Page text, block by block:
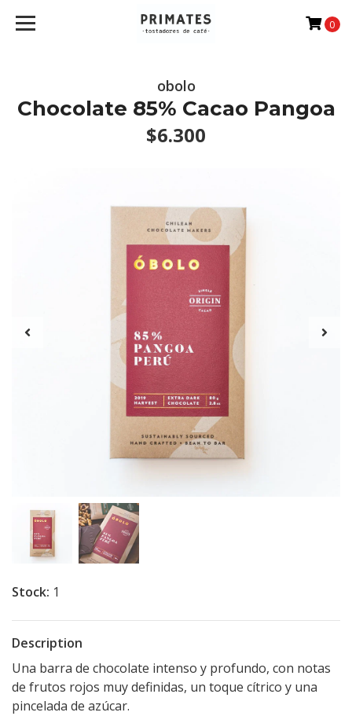
0
obolo
Chocolate 85% Cacao Pangoa
$6.300
Stock: 1
Description
Una barra de chocolate intenso y profundo, con notas
de frutos rojos muy definidas, un toque cítrico y una
pincelada de azúcar.